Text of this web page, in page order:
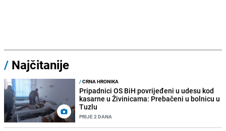
/ Najčitanije
/CRNA HRONIKA
Pripadnici OS BiH povrijeđeni u udesu kod
kasarne u Živinicama: Prebačeni u bolnicu u
Tuzlu
PRIJE 2 DANA